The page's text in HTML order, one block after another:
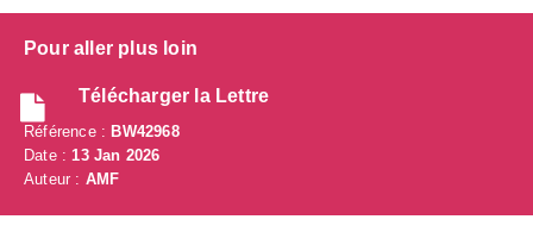
Pour aller plus loin
Télécharger la Lettre
Référence :BW42968
Date : 13 Jan 2026
Auteur : AMF